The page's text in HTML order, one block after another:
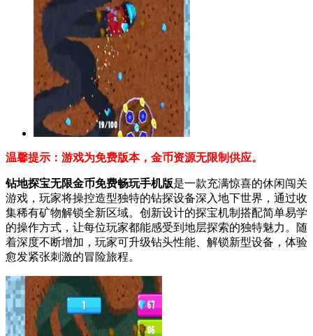
温馨提示：游戏为免费版本，金币资源无限制供应。
钻地探宝无限金币免费畅玩手机版是一款充满惊喜的休闲闯关
游戏，玩家将操控造型独特的钻探设备深入地下世界，通过收
集稀有矿物解锁全新区域。创新设计的探宝机制搭配简单易学
的操作方式，让每位玩家都能感受到地层探索的独特魅力。随
着深度不断增加，玩家可升级钻头性能、解锁新型设备，体验
愈发紧张刺激的冒险旅程。